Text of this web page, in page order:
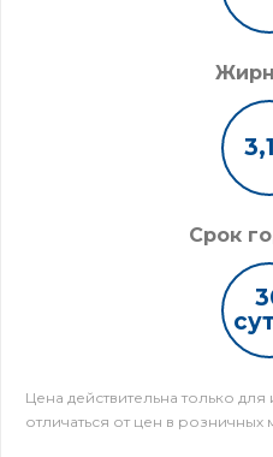
Срок
Цена действительна только
отличаться от цен в розничных